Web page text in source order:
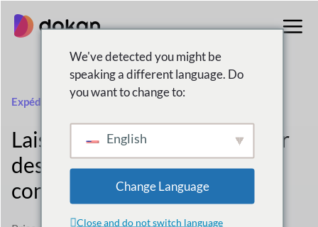
contenu
Expédition au tarif du tableau
Laissez vos fournisseurs créer
des tarifs d'expédition
conditionnels
We've detected you might be
speaking a different language. Do
you want to change to:
English
Change Language
Close and do not switch language